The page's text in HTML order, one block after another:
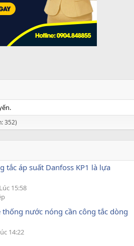
352)
tắc áp suất Danfoss KP1 là lựa
Lúc 15:58
thống nước nóng cần công tắc dòng
14:22